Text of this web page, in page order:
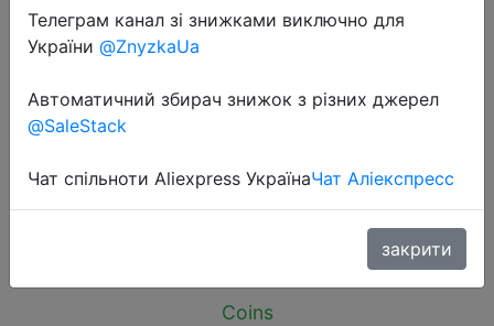
10~1000pcs 7colors Nylon Cable
Tie Hook Loop Length 150mm
Backless Data Line Strap Magic
Sticker
$0.32
Coins
Телеграм канал зі знижками виключно для
України @ZnyzkaUa
Автоматичний збирач знижок з різних джерел
@SaleStack
Чат спільноти Aliexpress УкраїнаЧат Аліекспресс
закрити